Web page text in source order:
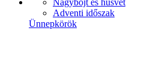
Nagyböjt és húsvét
Adventi időszak
Ünnepkörök